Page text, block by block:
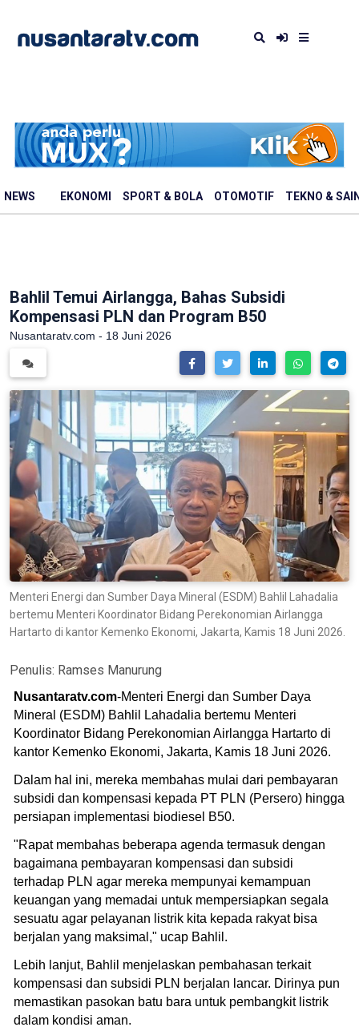
NEWS EKONOMI SPORT & BOLA OTOMOTIF TEKNO &
Bahlil Temui Airlangga, Bahas Subsidi
Kompensasi PLN dan Program B50
Nusantaratv.com - 18 Juni 2026
Menteri Energi dan Sumber Daya Mineral (ESDM) Bahlil Lahadalia
bertemu Menteri Koordinator Bidang Perekonomian Airlangga
Hartarto di kantor Kemenko Ekonomi, Jakarta, Kamis 18 Juni 2026.
Penulis: Ramses Manurung
Nusantaratv.com-Menteri Energi dan Sumber Daya
Mineral (ESDM) Bahlil Lahadalia bertemu Menteri
Koordinator Bidang Perekonomian Airlangga Hartarto di
kantor Kemenko Ekonomi, Jakarta, Kamis 18 Juni 2026.
Dalam hal ini, mereka membahas mulai dari pembayaran
subsidi dan kompensasi kepada PT PLN (Persero) hingga
persiapan implementasi biodiesel B50.
"Rapat membahas beberapa agenda termasuk dengan
bagaimana pembayaran kompensasi dan subsidi
terhadap PLN agar mereka mempunyai kemampuan
keuangan yang memadai untuk mempersiapkan segala
sesuatu agar pelayanan listrik kita kepada rakyat bisa
berjalan yang maksimal," ucap Bahlil.
Lebih lanjut, Bahlil menjelaskan pembahasan terkait
kompensasi dan subsidi PLN berjalan lancar. Dirinya pun
memastikan pasokan batu bara untuk pembangkit listrik
dalam kondisi aman.